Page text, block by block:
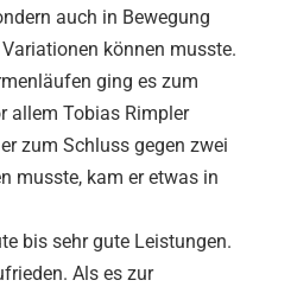
auch in Bewegung
können musste.
ging es zum
allem Tobias Rimpler
zum Schluss gegen zwei
musste, kam er etwas in
bis sehr gute Leistungen.
Als es zur